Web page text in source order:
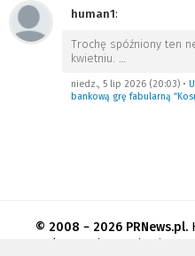
human1:
Trochę spóźniony ten
kwietniu. …
niedz., 5 lip 2026 (20:03) •
bankową grę fabularną
© 2008 − 2026 PRNews.pl.
akceptację
regulaminu